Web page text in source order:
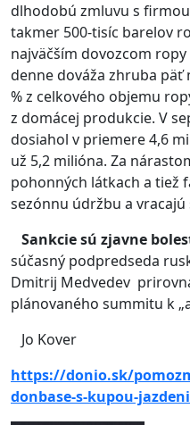
dlhodobú zmluvu s
takmer 500-tisíc barelov
najväčším dovozcom
denne dováža zhruba päť
% z celkového objemu
z domácej produkcie. V
dosiahol v priemere 4,6
už 5,2 milióna. Za
pohonných látkach a tiež
sezónnu údržbu a
Sankcie sú zjavne
súčasný podpredseda
Dmitrij Medvedev
plánovaného summitu k
Jo Kover
https://donio.sk/
donbase-s-kupou-